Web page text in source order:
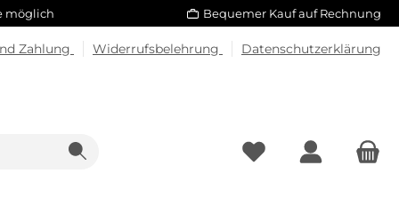
möglich Bequemer Kauf auf Rechnung
Zahlung Widerrufsbelehrung Datenschutzerklärung